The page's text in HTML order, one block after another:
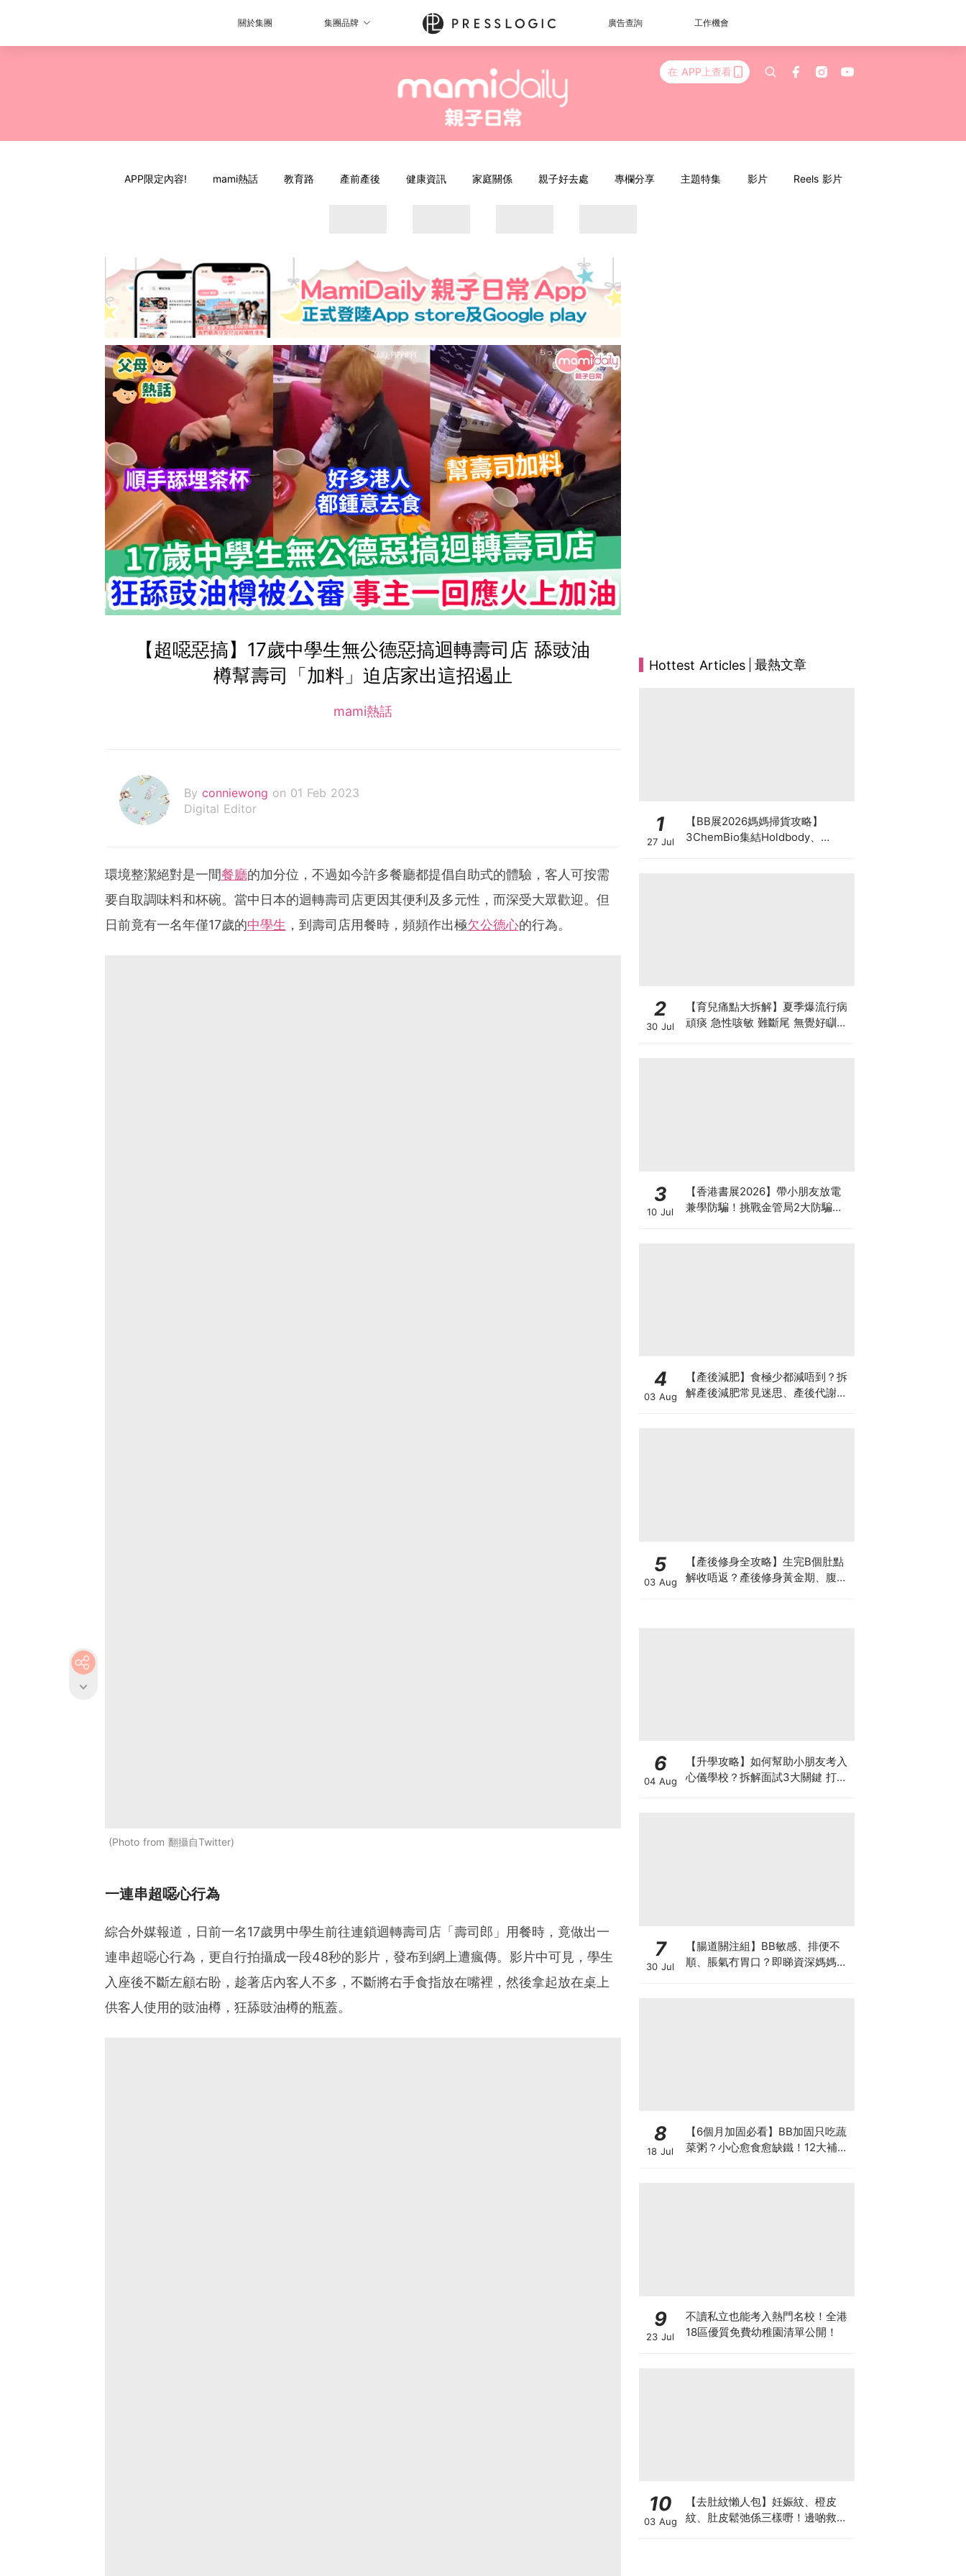
關於集團 集團品牌 廣告查詢 工作機會
在 APP上查看
APP限定內容! mami熱話 教育路 產前產後 健康資訊 家庭關係 親子好去處 專欄分享 主題特集 影片 Reels 影片
【超噁惡搞】17歲中學生無公德惡搞迴轉壽司店 舔豉油
樽幫壽司「加料」迫店家出這招遏止
mami熱話
By conniewong on 01 Feb 2023
Digital Editor
環境整潔絕對是一間餐廳的加分位，不過如今許多餐廳都提倡自助式的體驗，客人可按需
要自取調味料和杯碗。當中日本的迴轉壽司店更因其便利及多元性，而深受大眾歡迎。但
日前竟有一名年僅17歲的中學生 ，到壽司店用餐時，頻頻作出極欠公德心的行為。
Photo from 翻攝自Twitter
一連串超噁心行為
綜合外媒報道，日前一名17歲男中學生前往連鎖迴轉壽司店「壽司郎」用餐時，竟做出一
連串超噁心行為，更自行拍攝成一段48秒的影片，發布到網上遭瘋傳。影片中可見，學生
入座後不斷左顧右盼，趁著店內客人不多，不斷將右手食指放在嘴裡，然後拿起放在桌上
供客人使用的豉油樽，狂舔豉油樽的瓶蓋。
Hottest Articles 最熱文章
1
27 Jul
【BB展2026媽媽掃貨攻略】
3ChemBio集結Holdbody、
2
30 Jul
【育兒痛點大拆解】夏季爆流行病
頑痰 急性咳敏 難斷尾 無覺好瞓？
3
10 Jul
【香港書展2026】帶小朋友放電
兼學防騙！挑戰金管局2大防騙遊
4
03 Aug
【產後減肥】食極少都減唔到？拆
解產後減肥常見迷思、產後代謝、
5
03 Aug
【產後修身全攻略】生完B個肚點
解收唔返？產後修身黃金期、腹直
6
04 Aug
【升學攻略】如何幫助小朋友考入
心儀學校？拆解面試3大關鍵 打好
7
30 Jul
【腸道關注組】BB敏感、排便不
順、脹氣冇胃口？即睇資深媽媽分
8
18 Jul
【6個月加固必看】BB加固只吃蔬
菜粥？小心愈食愈缺鐵！12大補鐵
9
23 Jul
不讀私立也能考入熱門名校！全港
18區優質免費幼稚園清單公開！
10
03 Aug
【去肚紋懶人包】妊娠紋、橙皮
紋、肚皮鬆弛係三樣嘢！邊啲救得